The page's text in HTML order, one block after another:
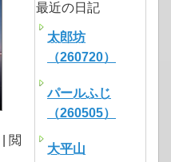
| 閲
最近の日記
太郎坊
（260720）
パールふじ
（260505）
大平山